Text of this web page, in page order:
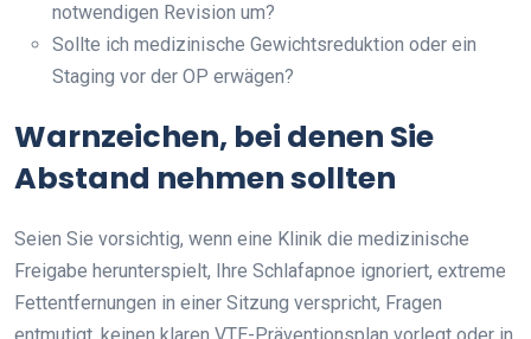
notwendigen Revision um?
Sollte ich medizinische Gewichtsreduktion oder ein
Staging vor der OP erwägen?
Warnzeichen, bei denen Sie
Abstand nehmen sollten
Seien Sie vorsichtig, wenn eine Klinik die medizinische
Freigabe herunterspielt, Ihre Schlafapnoe ignoriert, extreme
Fettentfernungen in einer Sitzung verspricht, Fragen